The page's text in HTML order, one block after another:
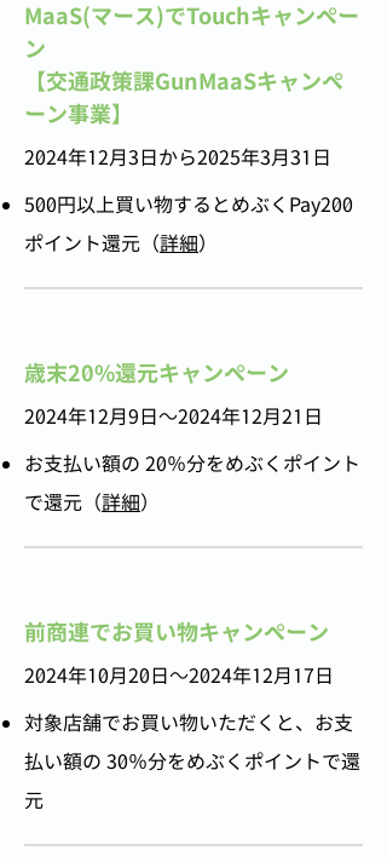
MaaS(マース)でTouchキャンペー
ン
【交通政策課GunMaaSキャンペ
ーン事業】
2024年12月3日から2025年3月31日
500円以上買い物するとめぶくPay200
ポイント還元（詳細）
歳末20%還元キャンペーン
​2024年12月9日～2024年12月21日
お支払い額の 20％分をめぶくポイント
で還元（詳細）
前商連でお買い物キャンペーン
​2024年10月20日～2024年12月17日
対象店舗でお買い物いただくと、お支
払い額の 30％分をめぶくポイントで還
元